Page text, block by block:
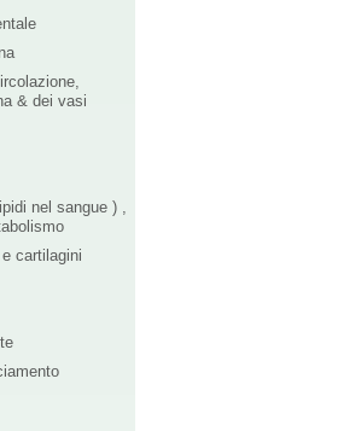
& dei vasi
nel sangue ) ,
cartilagini